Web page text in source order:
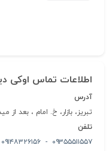
اطلاعات تماس اوکی
آدرس
تبریز، بازار، خ. امام ، بعد
تلفن
۰۹۳۵۵۵۱۱۵۵۷ - ۰۹۱۴۸۳۲۶۱۵۶